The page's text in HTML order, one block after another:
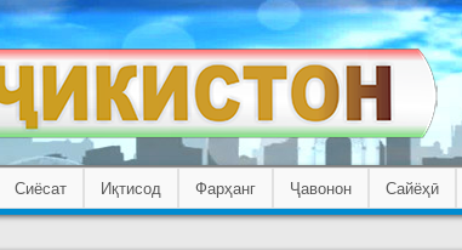
Сиёсат Иқтисод Фарҳанг Ҷавонон Сайёҳӣ